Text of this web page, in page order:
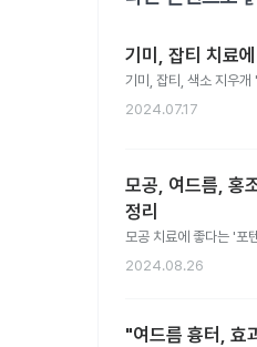
기미, 잡티 치료
기미, 잡티, 색소 지우
2024.07.17
모공, 여드름, 홍
정리
모공 치료에 좋다는 '포
2024.08.26
"여드름 흉터, 효